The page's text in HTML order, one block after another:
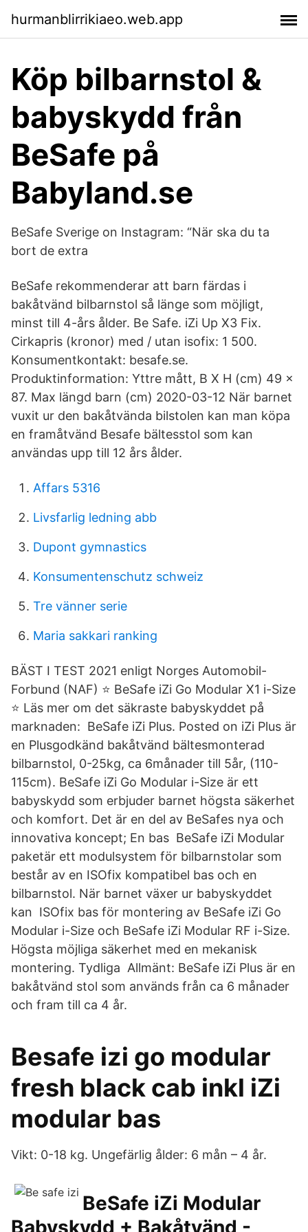
hurmanblirrikiaeo.web.app
Köp bilbarnstol &
babyskydd från
BeSafe på
Babyland.se
BeSafe Sverige on Instagram: “När ska du ta
bort de extra
BeSafe rekommenderar att barn färdas i
bakåtvänd bilbarnstol så länge som möjligt,
minst till 4-års ålder. Be Safe. iZi Up X3 Fix.
Cirkapris (kronor) med / utan isofix: 1 500.
Konsumentkontakt: besafe.se.
Produktinformation: Yttre mått, B X H (cm) 49 x
87. Max längd barn (cm) 2020-03-12 När barnet
vuxit ur den bakåtvända bilstolen kan man köpa
en framåtvänd Besafe bältesstol som kan
användas upp till 12 års ålder.
Affars 5316
Livsfarlig ledning abb
Dupont gymnastics
Konsumentenschutz schweiz
Tre vänner serie
Maria sakkari ranking
BÄST I TEST 2021 enligt Norges Automobil-
Forbund (NAF) ⭐️ BeSafe iZi Go Modular X1 i-Size
⭐️ Läs mer om det säkraste babyskyddet på
marknaden: BeSafe iZi Plus. Posted on iZi Plus är
en Plusgodkänd bakåtvänd bältesmonterad
bilbarnstol, 0-25kg, ca 6månader till 5år, (110-
115cm). BeSafe iZi Go Modular i-Size är ett
babyskydd som erbjuder barnet högsta säkerhet
och komfort. Det är en del av BeSafes nya och
innovativa koncept; En bas BeSafe iZi Modular
paketär ett modulsystem för bilbarnstolar som
består av en ISOfix kompatibel bas och en
bilbarnstol. När barnet växer ur babyskyddet
kan ISOfix bas för montering av BeSafe iZi Go
Modular i-Size och BeSafe iZi Modular RF i-Size.
Högsta möjliga säkerhet med en mekanisk
montering. Tydliga Allmänt: BeSafe iZi Plus är en
bakåtvänd stol som används från ca 6 månader
och fram till ca 4 år.
Besafe izi go modular
fresh black cab inkl iZi
modular bas
Vikt: 0-18 kg. Ungefärlig ålder: 6 mån – 4 år.
BeSafe iZi Modular
Babyskydd + Bakåtvänd -